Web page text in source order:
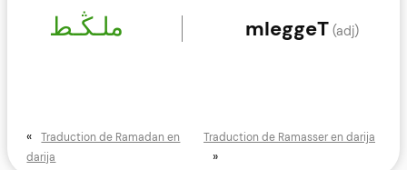
ملـڭـط mleggeT (adj)
«
Traduction de Ramadan en
darija
Traduction de Ramasser en darija
»